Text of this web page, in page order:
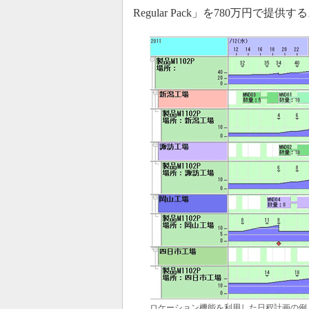
Regular Pack」を780万円で提供す